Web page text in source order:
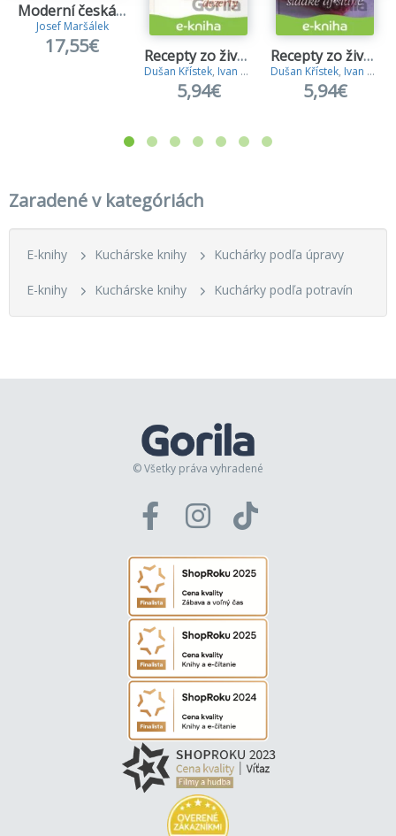
Moderní česká cukrařina
Josef Maršálek
17,55€ Recepty zo života 22
Dušan Křístek, Ivan Štefánek
5,94€
Recepty zo života 19
Dušan Křístek, Ivan Štefánek
5,94€
Zaradené v kategóriách
E-knihy Kuchárske knihy Kuchárky podľa úpravy
E-knihy Kuchárske knihy Kuchárky podľa potravín
© Všetky práva vyhradené